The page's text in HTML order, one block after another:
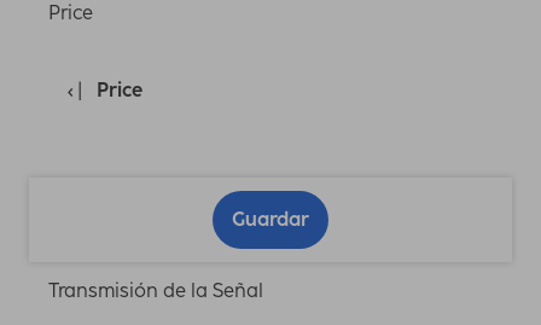
Price
Price
Guardar
Transmisión de la Señal